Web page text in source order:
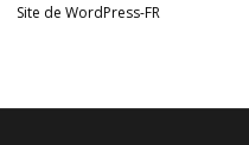
Site de WordPress-FR